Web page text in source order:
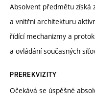
Absolvent předmětu získá
a vnitřní architekturu
řídící mechanizmy a
a ovládání současných
PREREKVIZITY
Očekává se úspěšné